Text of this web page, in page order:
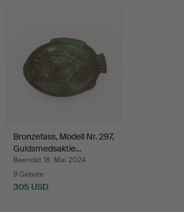
Bronzefass, Modell Nr. 297,
Guldsmedsaktie…
Beendet 18. Mai 2024
9 Gebote
305 USD